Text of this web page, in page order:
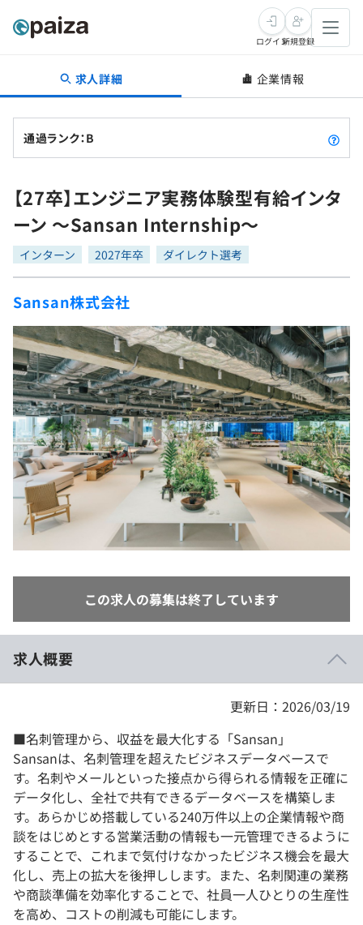
転職・キャリア
転職成功ガイド
転職エージェント
インタビュー
転職成功ガイド
新卒就活
求人検索
本選考
インターン
新卒エージェント
イベント・セミナー
インタビュー
就活成功ガイド
学習
問題集
ナレッジ
リファレンス
プラン
個人向けプラン
法人向けプラン
学校向けプラン
プログラミング言語
評価結果一覧
再チャレンジ結果一覧
ゲーム・マンガ
Tech Team Journal
paiza times
note
paizaとは？
ログイン新規登録
求人詳細 企業情報
通過ランク：B
【27卒】エンジニア実務体験型有給インタ
ーン 〜Sansan Internship〜
インターン 2027年卒 ダイレクト選考
Sansan株式会社
この求人の募集は終了しています
求人概要
更新日：2026/03/19
■名刺管理から、収益を最大化する「Sansan」
Sansanは、名刺管理を超えたビジネスデータベースで
す。名刺やメールといった接点から得られる情報を正確に
データ化し、全社で共有できるデータベースを構築しま
す。あらかじめ搭載している240万件以上の企業情報や商
談をはじめとする営業活動の情報も一元管理できるように
することで、これまで気付けなかったビジネス機会を最大
化し、売上の拡大を後押しします。また、名刺関連の業務
や商談準備を効率化することで、社員一人ひとりの生産性
を高め、コストの削減も可能にします。